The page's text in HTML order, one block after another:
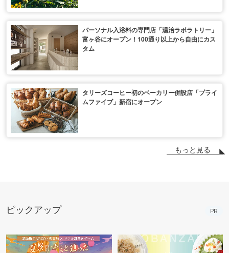
パーソナル入浴料の専門店「湯治ラボラトリー」
富ヶ谷にオープン！100通り以上から自由にカス
タム
タリーズコーヒー初のベーカリー併設店「プライ
ムファイブ」新宿にオープン
もっと見る
ピックアップ PR